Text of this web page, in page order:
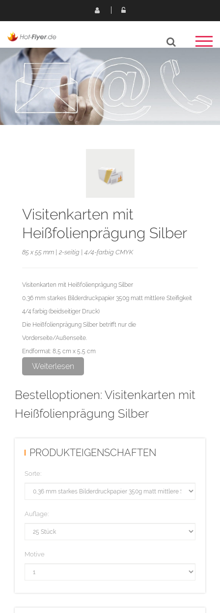
Visitenkarten mit
Heißfolienprägung Silber
85 x 55 mm | 2-seitig | 4/4-farbig CMYK
Visitenkarten mit Heißfolienprägung Silber
0,36 mm starkes Bilderdruckpapier 350g matt mittlere Steifigkeit
4/4 farbig (beidseitiger Druck)
Die Heißfolienprägung Silber betrifft nur die
Vorderseite/Außenseite.
Endformat: 8,5 cm x 5,5 cm
Datenformat: 9,1 cm x 6,1 cm
Bitte beachten Sie:
Erstellen Sie zudem eine Volltonfarbe, welche aus 100% Magenta
weisen Sie das Attribut "Überdrucken" zu.
Weiterlesen
Bestelloptionen: Visitenkarten mit
Heißfolienprägung Silber
PRODUKTEIGENSCHAFTEN
Sorte:
Auflage:
Motive